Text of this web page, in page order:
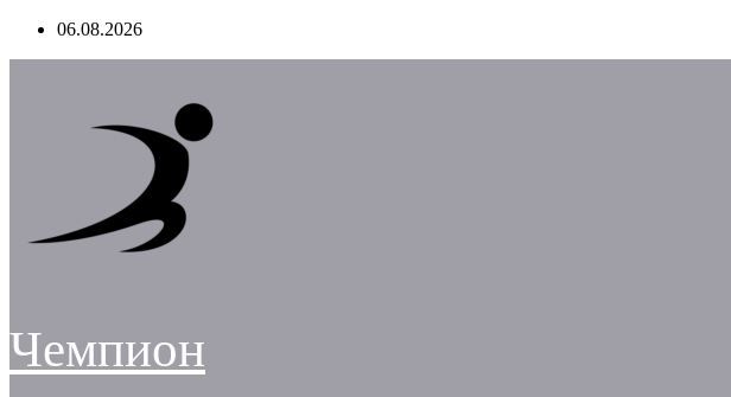
Перейти06.08.2026
Чемпион